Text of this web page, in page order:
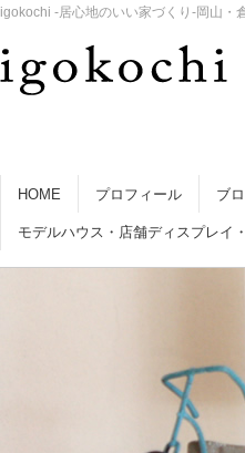
igokochi -居心地のいい家づくり-岡山
HOME プロフィール ブ
モデルハウス・店舗ディスプレイ